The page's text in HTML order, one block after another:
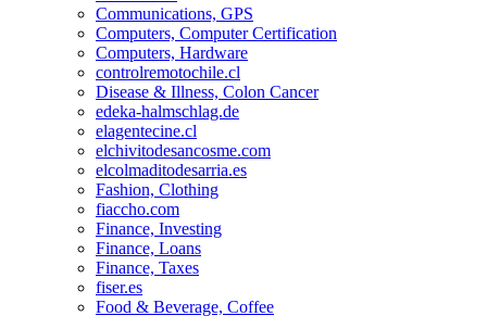
Communications, GPS
Computers, Computer Certification
Computers, Hardware
controlremotochile.cl
Disease & Illness, Colon Cancer
edeka-halmschlag.de
elagentecine.cl
elchivitodesancosme.com
elcolmaditodesarria.es
Fashion, Clothing
fiaccho.com
Finance, Investing
Finance, Loans
Finance, Taxes
fiser.es
Food & Beverage, Coffee